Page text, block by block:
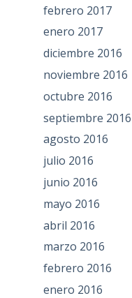
febrero 2017
enero 2017
diciembre 2016
noviembre 2016
octubre 2016
septiembre 2016
agosto 2016
julio 2016
junio 2016
mayo 2016
abril 2016
marzo 2016
febrero 2016
enero 2016